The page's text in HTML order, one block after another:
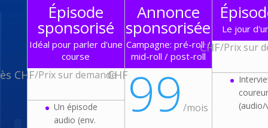
Épisode
sponsorisé
Idéal pour parler d'une
course
CHF/Prix sur demande
Un épisode
audio (env.
Annonce
sponsorisée
Campagne: pré-roll /
mid-roll / post-roll
CHF 99/mois
Le jour
CHF/Prix sur